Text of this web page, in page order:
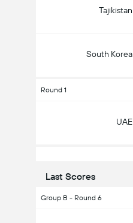
Tajikistan
South Korea
Round 1
UAE
Last Scores
Group B - Round 6